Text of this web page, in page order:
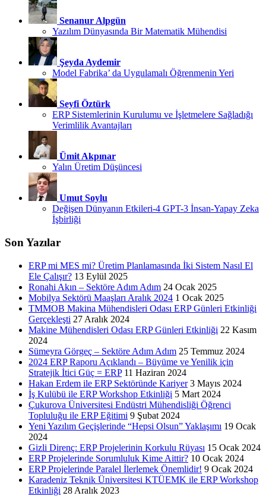
Senanur Alpgün
Yazılım Dünyasında Bir Matematik Mühendisi
Şeyda Aydemir
Model Fabrika’ da Uygulamalı Öğrenmenin Yeri
Seyfi Öztürk
ERP Sistemlerinin Kurulumu ve İşletmelere Sağladığı
Verimlilik Avantajları
Ümit Akpınar
Yalın Üretim Düşüncesi
Umut Soylu
Değişen Dünyanın Etkileri-4 GPT-3 İnsan-Yapay Zeka
İşbirliği
Son Yazılar
ERP mi MES mi? Üretim Planlamasında İki Sistem Nasıl El
Ele Çalışır? 13 Eylül 2025
Ronahi Akın – Sektöre Adım Adım 24 Ocak 2025
Mobilya Sektörü Maaşları Aralık 2024 1 Ocak 2025
TMMOB Makina Mühendisleri Odası ERP Günleri Etkinliği
Gerçekleşti 27 Aralık 2024
Makine Mühendisleri Odası ERP Günleri Etkinliği 22 Kasım
2024
Sümeyra Görgeç – Sektöre Adım Adım 25 Temmuz 2024
2024 ERP Raporu Açıklandı – Büyüme ve Yenilik için
Stratejik İtici Güç = ERP 11 Haziran 2024
Hakan Erdem ile ERP Sektöründe Kariyer 3 Mayıs 2024
İş Kulübü ile ERP Workshop Etkinliği 5 Mart 2024
Çukurova Üniversitesi Endüstri Mühendisliği Öğrenci
Topluluğu ile ERP Eğitimi 9 Şubat 2024
Yeni Yazılım Geçişlerinde “Hepsi Olsun” Yaklaşımı 19 Ocak
2024
Gizli Direnç: ERP Projelerinin Korkulu Rüyası 15 Ocak 2024
ERP Projelerinde Sorumluluk Kime Aittir? 10 Ocak 2024
ERP Projelerinde Paralel İlerlemek Önemlidir! 9 Ocak 2024
Karadeniz Teknik Üniversitesi KTÜEMK ile ERP Workshop
Etkinliği 28 Aralık 2023